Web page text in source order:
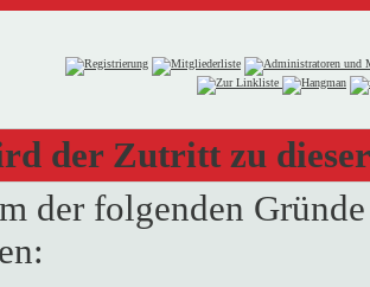
der Zutritt zu
der folgenden